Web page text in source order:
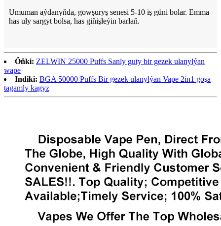
Umuman aýdanyňda, gowşuryş senesi 5-10 iş güni bolar. Emma
has uly sargyt bolsa, has giňişleýin barlaň.
Öňki: ZELWIN 25000 Puffs Sanly guty bir gezek ulanylýan
wape
Indiki: BGA 50000 Puffs Bir gezek ulanylýan Vape 2in1 goşa
tagamly kagyz